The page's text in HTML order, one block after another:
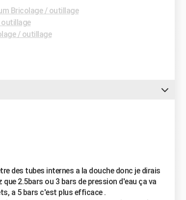
Bricolage / outillage
/ outillage
des tubes internes a la douche donc je dirais
2.5bars ou 3 bars de pression d'eau ça va
a 5 bars c'est plus efficace .